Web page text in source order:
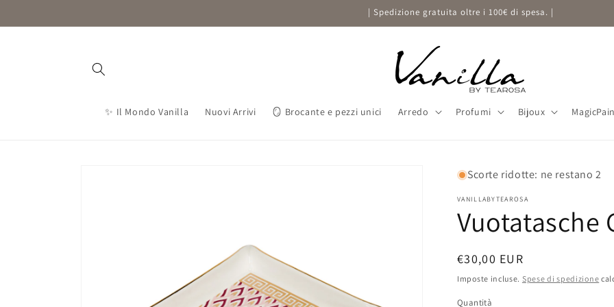
ai contenuti
| Spedizione gratuita oltre i 100€ di spesa. |
✨ Il Mondo Vanilla Nuovi Arrivi 🪞 Brocante e pezzi unici Arredo Profumi Bijoux
Scorte ridotte: ne restano 2
VANILLABYTEAROSA
Vuotatasche
Prezzo
di
listino
€30,00 EUR
Imposte incluse. Spese di spedizione
Quantità